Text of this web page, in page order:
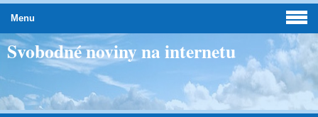
Svobodné noviny na internetu
Menu